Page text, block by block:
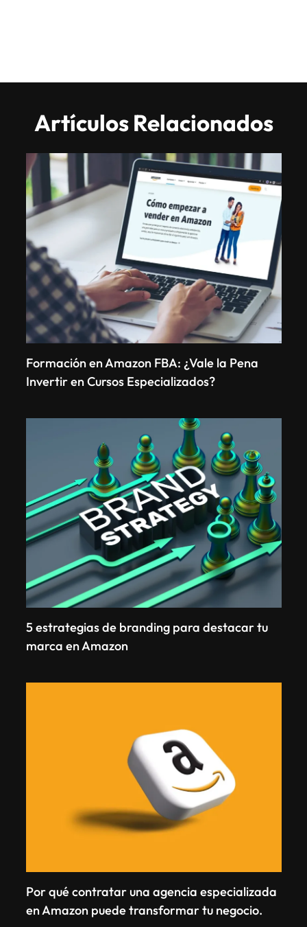
Artículos Relacionados
Formación en Amazon FBA: ¿Vale la Pena
Invertir en Cursos Especializados?
5 estrategias de branding para destacar tu
marca en Amazon
Por qué contratar una agencia especializada
en Amazon puede transformar tu negocio.